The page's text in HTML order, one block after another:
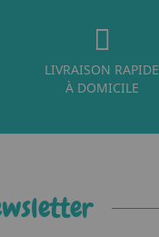
LIVRAISON RAPIDE
À DOMICILE